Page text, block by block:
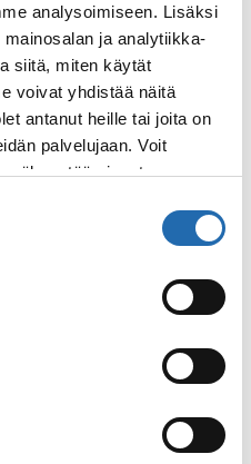
analysoimiseen. Lisäksi
ja analytiikka-
siitä, miten käytät
voivat yhdistää näitä
antanut heille tai joita on
palvelujaan. Voit
sivuston
että häämatkaa
monta